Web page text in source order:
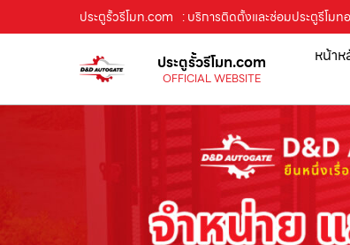
ประตูรั้วรีโมท.com : บริการติดตั้งและซ่อมประตูรีโมท
ประตูรั้วรีโมท.com
OFFICIAL WEBSITE
หน้า